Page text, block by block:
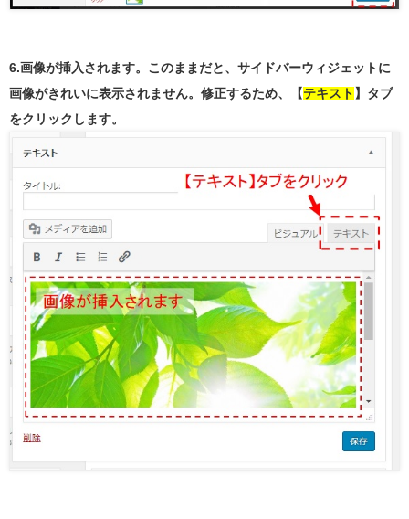
6.画像が挿入されます。このままだと、サイドバーウィジェットに
画像がきれいに表示されません。修正するため、【 テキスト 】タブ
をクリックします。